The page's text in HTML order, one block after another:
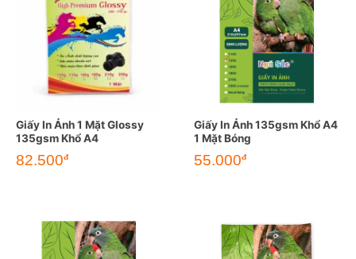
Giấy In Ảnh 1 Mặt Glossy
135gsm Khổ A4
82.500đ
Giấy In Ảnh 135gsm Khổ A4
1 Mặt Bóng
55.000đ